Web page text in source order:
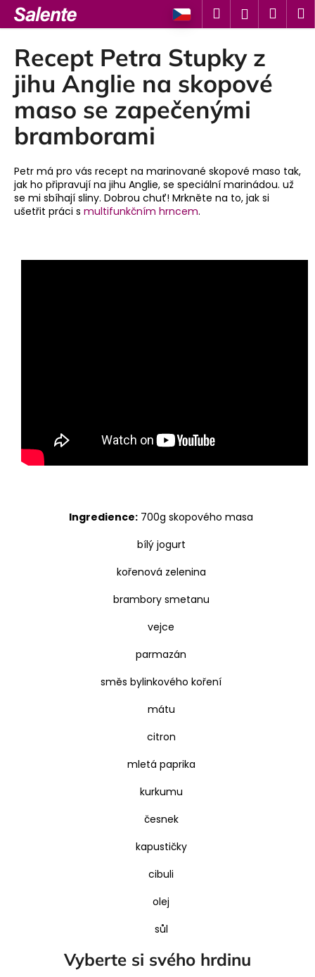
Přejít
obsah
Hledat
Recept Petra Stupky z
jihu Anglie na skopové
maso se zapečenými
bramborami
Petr má pro vás recept na marinované skopové maso tak,
jak ho připravují na jihu Anglie, se speciální marinádou. už
se mi sbíhají sliny. Dobrou chuť! Mrkněte na to, jak si
ušetřit práci s multifunkčním hrncem.
Ingredience: 700g skopového masa
bílý jogurt
kořenová zelenina
brambory smetanu
vejce
parmazán
směs bylinkového koření
mátu
citron
mletá paprika
kurkumu
česnek
kapustičky
cibuli
olej
sůl
Vyberte si svého hrdinu
o
Zpět
Zpět
C
o
p
o
t
ř
e
b
e